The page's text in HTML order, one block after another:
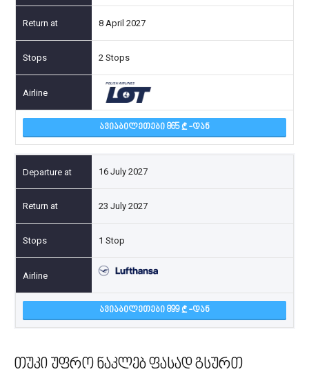
8 April 2027
2 Stops
ᲐᲕᲘᲐᲑᲘᲚᲔᲗᲔᲑᲘ 865 -ᲓᲐᲜ
16 July 2027
23 July 2027
1 Stop
ᲐᲕᲘᲐᲑᲘᲚᲔᲗᲔᲑᲘ 899 -ᲓᲐᲜ
თუკი უფრო ნაკლებ ფასად გსურთ